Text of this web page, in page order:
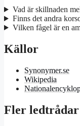
Vad är skillnaden
Finns det andra
Vilken fågel är en
Källor
Synonymer.se
Wikipedia
Fler ledtrådar